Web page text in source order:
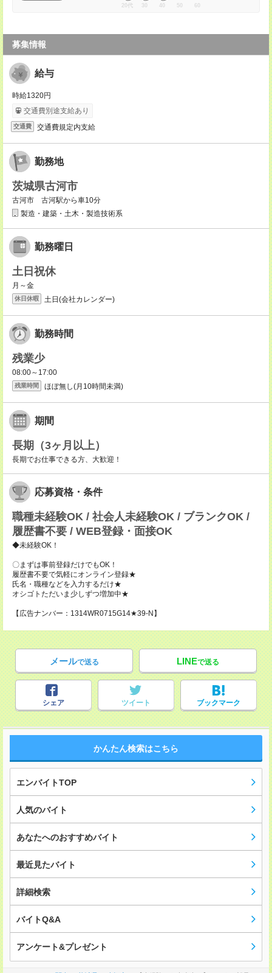
20代 30 40 50 60
募集情報
給与
時給1320円
交通費別途支給あり
交通費 交通費規定内支給
勤務地
茨城県古河市
古河市 古河駅から車10分
製造・建築・土木・製造技術系
勤務曜日
土日祝休
月～金
休日休暇 土日(会社カレンダー)
勤務時間
残業少
08:00～17:00
残業時間 ほぼ無し(月10時間未満)
期間
長期（3ヶ月以上）
長期でお仕事できる方、大歓迎！
応募資格・条件
職種未経験OK / 社会人未経験OK / ブランクOK /
履歴書不要 / WEB登録・面接OK
◆未経験OK！
〇まずは事前登録だけでもOK！
履歴書不要で気軽にオンライン登録★
氏名・職種などを入力するだけ★
オシゴトただいま少しずつ増加中★
【広告ナンバー：1314WR0715G14★39-N】
メールで送る LINEで送る
シェア ツイート ブックマーク
かんたん検索はこちら
エンバイトTOP
人気のバイト
あなたへのおすすめバイト
最近見たバイト
詳細検索
バイトQ&A
アンケート&プレゼント